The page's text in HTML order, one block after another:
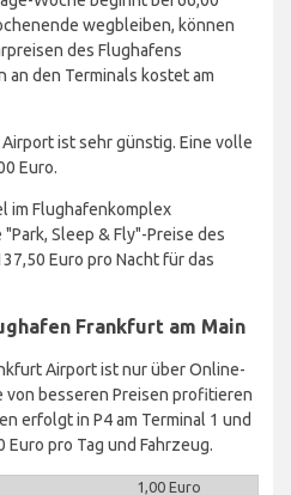
wegbleiben, können
des Flughafens
an den Terminals kostet am
ist sehr günstig. Eine volle
Euro.
im Flughafenkomplex
Sleep & Fly"-Preise des
Euro pro Nacht für das
Frankfurt am Main
Airport ist nur über Online-
von besseren Preisen profitieren
erfolgt in P4 am Terminal 1 und
pro Tag und Fahrzeug.
1,00 Euro